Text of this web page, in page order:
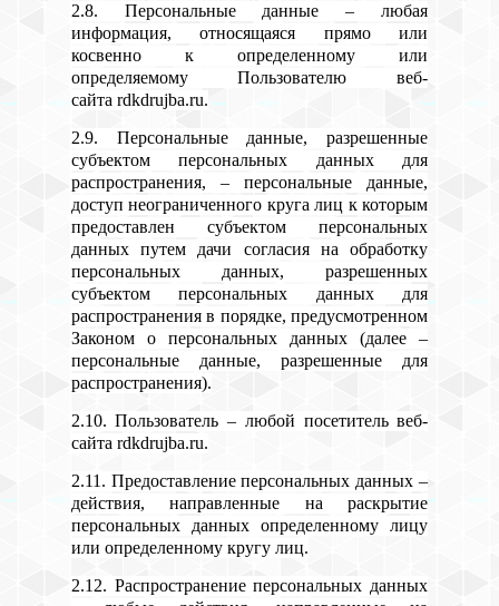
2.8. Персональные данные – любая
информация, относящаяся прямо или
косвенно к определенному или
определяемому Пользователю веб-
сайта rdkdrujba.ru.
2.9. Персональные данные, разрешенные
субъектом персональных данных для
распространения, – персональные данные,
доступ неограниченного круга лиц к которым
предоставлен субъектом персональных
данных путем дачи согласия на обработку
персональных данных, разрешенных
субъектом персональных данных для
распространения в порядке, предусмотренном
Законом о персональных данных (далее –
персональные данные, разрешенные для
распространения).
2.10. Пользователь – любой посетитель веб-
сайта rdkdrujba.ru.
2.11. Предоставление персональных данных –
действия, направленные на раскрытие
персональных данных определенному лицу
или определенному кругу лиц.
2.12. Распространение персональных данных